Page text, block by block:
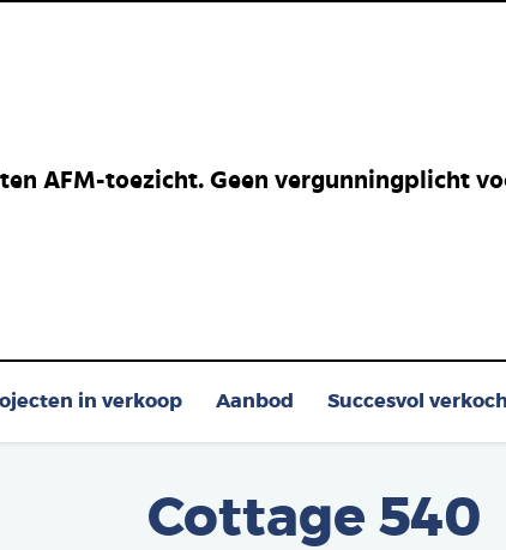
AFM-toezicht. Geen vergunningplicht
in verkoop Aanbod Succesvol
Cottage 540